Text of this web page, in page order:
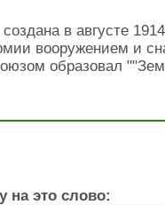
создана в августе
вооружением и
образовал
на это слово: